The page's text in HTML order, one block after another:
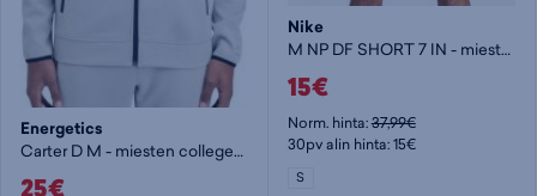
Energetics
Carter D M - miesten collegetakki
Nike
M NP DF SHORT 7 IN - miesten shortsit
15€
Norm. hinta:37,99€
30pv alin hinta: 15€
S